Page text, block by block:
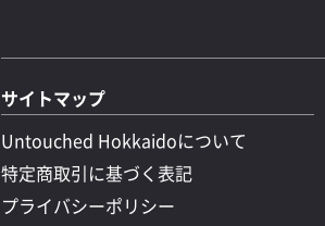
サイトマップ
Untouched Hokkaidoについて
特定商取引に基づく表記
プライバシーポリシー